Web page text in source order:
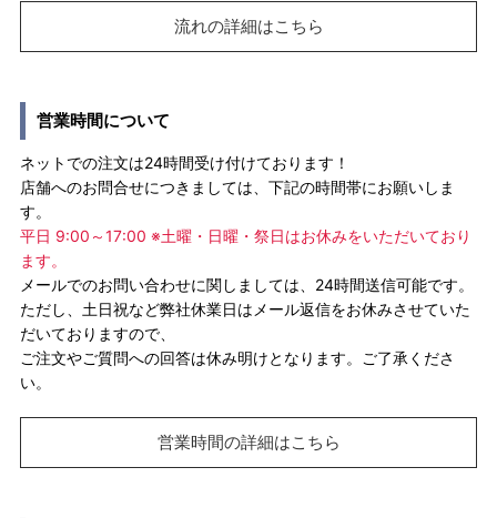
流れの詳細はこちら
営業時間について
ネットでの注文は24時間受け付けております！
店舗へのお問合せにつきましては、下記の時間帯にお願いしま
す。
平日 9:00～17:00 ※土曜・日曜・祭日はお休みをいただいており
ます。
メールでのお問い合わせに関しましては、24時間送信可能です。
ただし、土日祝など弊社休業日はメール返信をお休みさせていた
だいておりますので、
ご注文やご質問への回答は休み明けとなります。ご了承くださ
い。
営業時間の詳細はこちら